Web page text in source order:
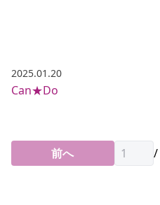
2025.01.20
Can★Do
前へ /